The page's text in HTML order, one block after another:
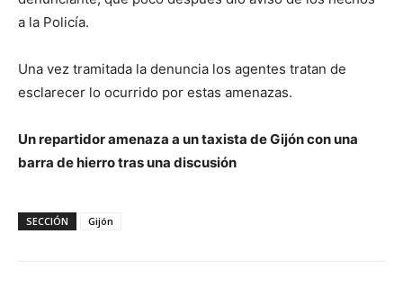
a la Policía.
Una vez tramitada la denuncia los agentes tratan de
esclarecer lo ocurrido por estas amenazas.
Un repartidor amenaza a un taxista de Gijón con una
barra de hierro tras una discusión
SECCIÓN Gijón